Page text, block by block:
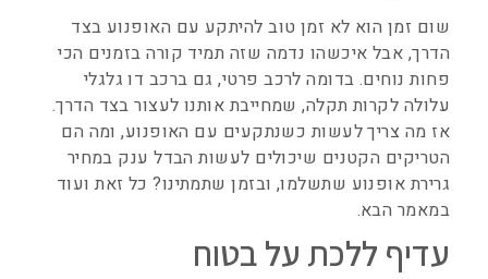
שום זמן הוא לא זמן טוב להיתקע עם האופנוע בצד
הדרך, אבל איכשהו נדמה שזה תמיד קורה בזמנים הכי
פחות נוחים. בדומה לרכב פרטי, גם ברכב דו גלגלי
עלולה לקרות תקלה, שמחייבת אותנו לעצור בצד הדרך.
אז מה צריך לעשות כשנתקעים עם האופנוע, ומה הם
הטריקים הקטנים שיכולים לעשות הבדל ענק במחיר
גרירת אופנוע שתשלמו, ובזמן שתמתינו? כל זאת ועוד
במאמר הבא.
עדיף ללכת על בטוח